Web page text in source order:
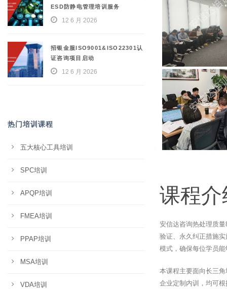
课程介
安信达咨询热处理质
验证、永久纠正措施
模式，确保每位学员
本课程主要面向长三
企业定制内训，均可
ESD防静电管理培训服务
12 6 月 2026
招银金服ISO9001&ISO22301认
证咨询项目启动
12 6 月 2026
热门培训课程
五大核心工具培训
SPC培训
APQP培训
FMEA培训
PPAP培训
MSA培训
VDA培训